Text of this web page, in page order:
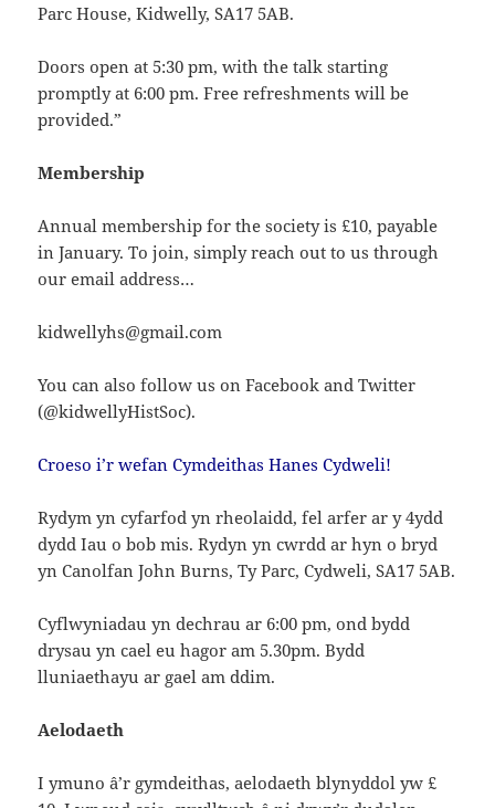
Parc House, Kidwelly, SA17 5AB.
Doors open at 5:30 pm, with the talk starting
promptly at 6:00 pm. Free refreshments will be
provided.”
Membership
Annual membership for the society is £10, payable
in January. To join, simply reach out to us through
our email address…
kidwellyhs@gmail.com
You can also follow us on Facebook and Twitter
(@kidwellyHistSoc).
Croeso i’r wefan Cymdeithas Hanes Cydweli!
Rydym yn cyfarfod yn rheolaidd, fel arfer ar y 4ydd
dydd Iau o bob mis. Rydyn yn cwrdd ar hyn o bryd
yn Canolfan John Burns, Ty Parc, Cydweli, SA17 5AB.
Cyflwyniadau yn dechrau ar 6:00 pm, ond bydd
drysau yn cael eu hagor am 5.30pm. Bydd
lluniaethayu ar gael am ddim.
Aelodaeth
I ymuno â’r gymdeithas, aelodaeth blynyddol yw £